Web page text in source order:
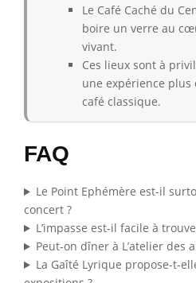
Le Café Caché du
boire un verre au
vivant.
Ces lieux sont à
une expérience plus
café classique.
FAQ
Le Point Ephémère est-il
concert ?
L’impasse est-il facile à
Peut-on dîner à L’atelier des
La Gaîté Lyrique propose-t-